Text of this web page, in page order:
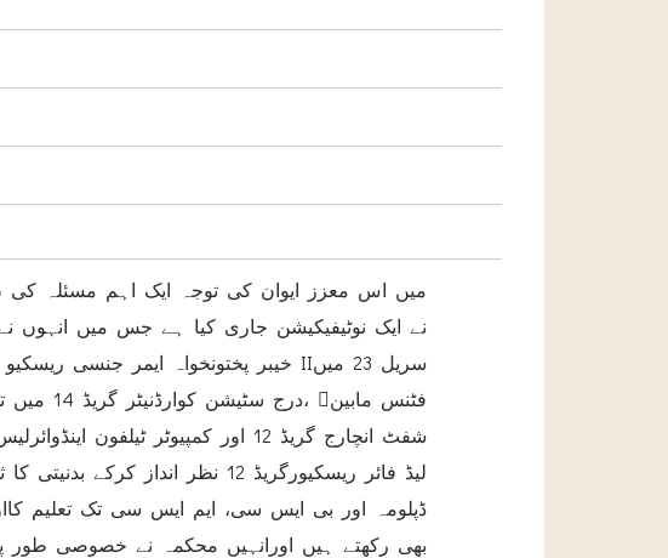
میں اس معزز ایوان کی توجہ ایک اہم مسئلہ